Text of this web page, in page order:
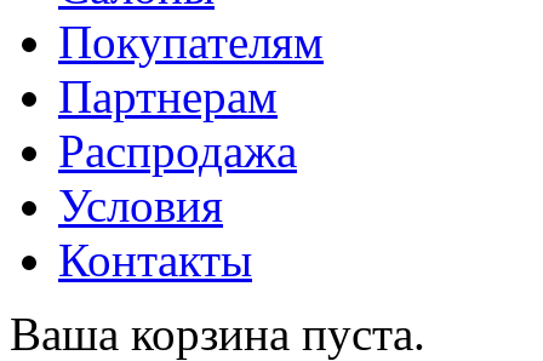
Покупателям
Партнерам
Распродажа
Условия
Контакты
Ваша корзина пуста.